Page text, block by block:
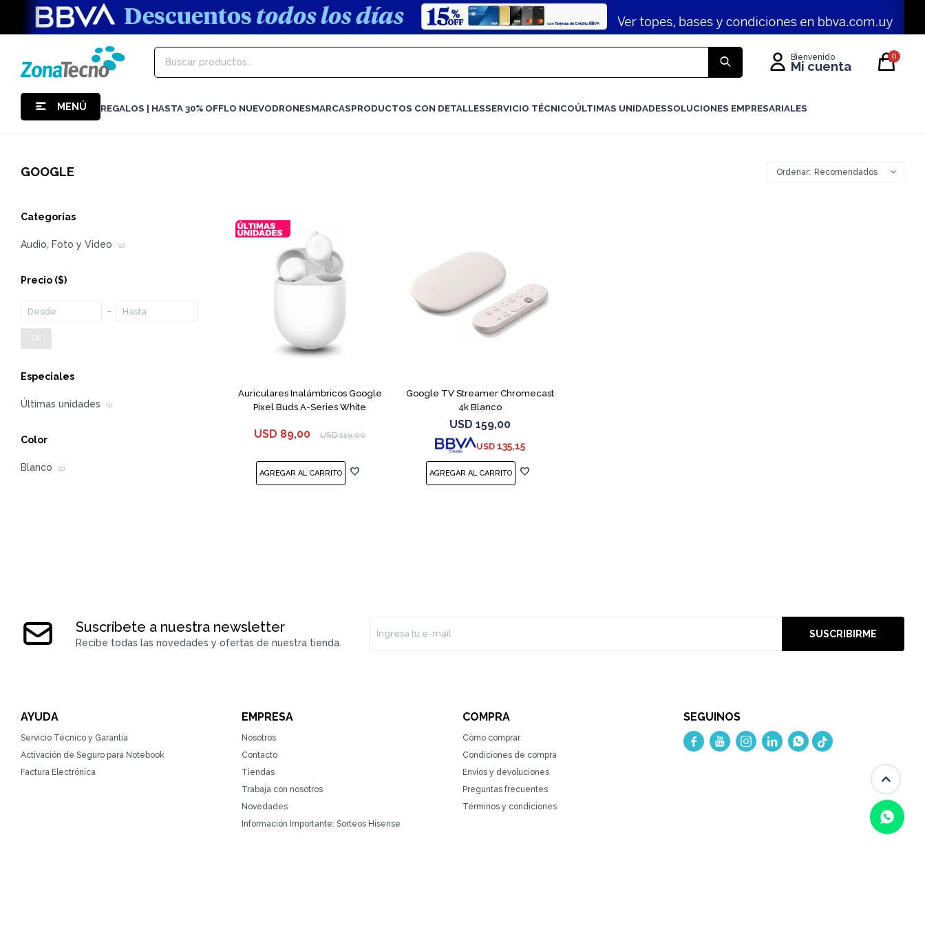
MENÚ REGALOS | HASTA 30% OFFLO NUEVODRONESMARCASPRODUCTOS CON DETALLESSERVICIO TÉCNICOÚLTIMAS UNIDADESSOLUCIONES EMPRESARIALES
0
GOOGLE Recomendados
Auriculares Inalámbricos Google
Pixel Buds A-Series White
USD 89,00 USD 119,00
Google TV Streamer Chromecast
4k Blanco
USD 159,00
USD 135,15
Categorías
Audio, Foto y Video (2)
Precio ($)
OK
Especiales
Últimas unidades (1)
Color
Blanco (2)
Suscríbete a nuestra newsletter
Recibe todas las novedades y ofertas de nuestra tienda.
SUSCRIBIRME
AYUDA
Servicio Técnico y Garantía
Activación de Seguro para Notebook
Factura Electrónica
EMPRESA
Nosotros
Contacto
Tiendas
Trabaja con nosotros
Novedades
Información Importante: Sorteos Hisense
COMPRA
Cómo comprar
Condiciones de compra
Envíos y devoluciones
Preguntas frecuentes
Términos y condiciones
SEGUINOS
    